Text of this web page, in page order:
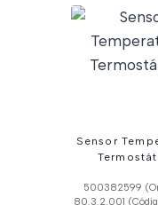
Sensor
500382599
80.3.2.001